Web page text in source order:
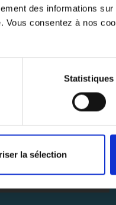
des informations
consentez à nos
Statistiques
la sélection
NEWSLETTER
courant des dernières